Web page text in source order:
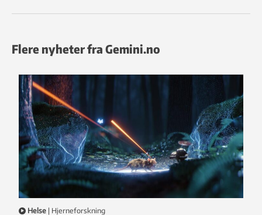
Flere nyheter fra Gemini.no
Helse | hjerneforskning